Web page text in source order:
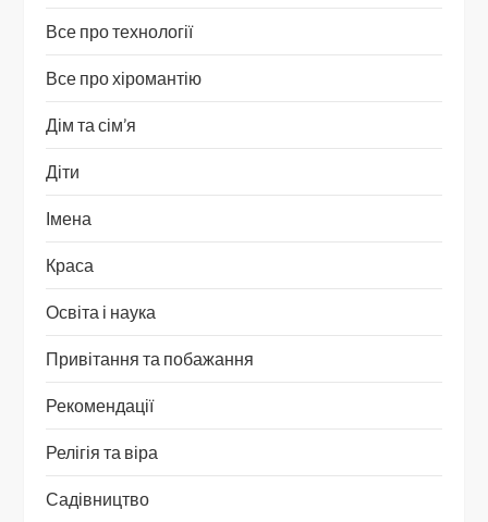
Все про технології
Все про хіромантію
Дім та сім’я
Діти
Імена
Краса
Освіта і наука
Привітання та побажання
Рекомендації
Релігія та віра
Садівництво